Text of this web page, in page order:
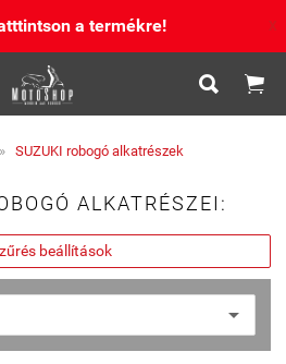
a termékre! X
 
» SUZUKI robogó alkatrészek
ALKATRÉSZEI:
beállítások